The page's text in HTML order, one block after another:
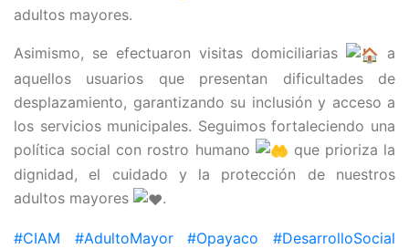
adultos mayores.
Asimismo, se efectuaron visitas domiciliarias
a
aquellos usuarios que presentan dificultades de
desplazamiento, garantizando su inclusión y acceso a
los servicios municipales. Seguimos fortaleciendo una
política social con rostro humano
que prioriza la
dignidad, el cuidado y la protección de nuestros
adultos mayores
.
#CIAM #AdultoMayor #Opayaco
#DesarrolloSocial